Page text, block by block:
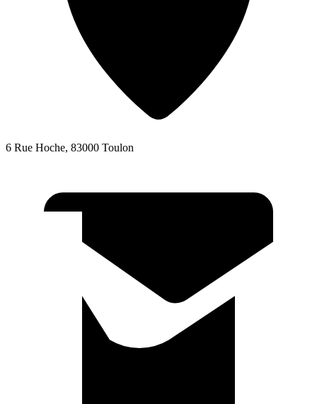
6 Rue Hoche, 83000 Toulon